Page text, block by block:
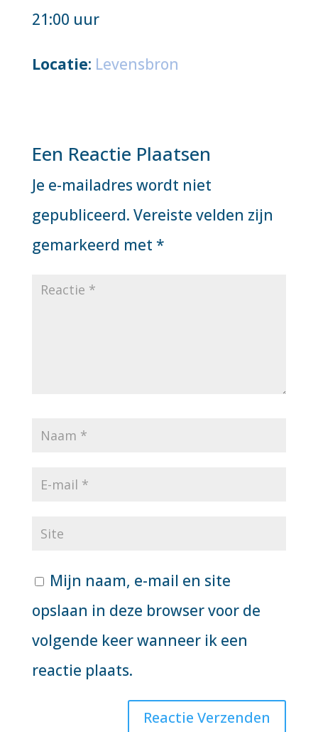
21:00 uur
Locatie: Levensbron
Een Reactie Plaatsen
Je e-mailadres wordt niet
gepubliceerd. Vereiste velden zijn
gemarkeerd met *
Mijn naam, e-mail en site
opslaan in deze browser voor de
volgende keer wanneer ik een
reactie plaats.